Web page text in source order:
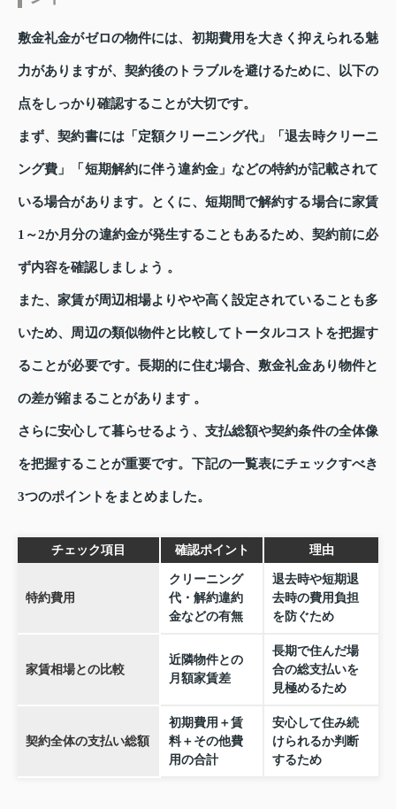
敷金礼金がゼロの物件には、初期費用を大きく抑えられる魅
力がありますが、契約後のトラブルを避けるために、以下の
点をしっかり確認することが大切です。
まず、契約書には「定額クリーニング代」「退去時クリーニ
ング費」「短期解約に伴う違約金」などの特約が記載されて
いる場合があります。とくに、短期間で解約する場合に家賃
1～2か月分の違約金が発生することもあるため、契約前に必
ず内容を確認しましょう 。
また、家賃が周辺相場よりやや高く設定されていることも多
いため、周辺の類似物件と比較してトータルコストを把握す
ることが必要です。長期的に住む場合、敷金礼金あり物件と
の差が縮まることがあります 。
さらに安心して暮らせるよう、支払総額や契約条件の全体像
を把握することが重要です。下記の一覧表にチェックすべき
3つのポイントをまとめました。
チェック項目 確認ポイント 理由
特約費用
クリーニング
代・解約違約
金などの有無
退去時や短期退
去時の費用負担
を防ぐため
家賃相場との比較
近隣物件との
月額家賃差
長期で住んだ場
合の総支払いを
見極めるため
契約全体の支払い総額
初期費用＋賃
料＋その他費
用の合計
安心して住み続
けられるか判断
するため